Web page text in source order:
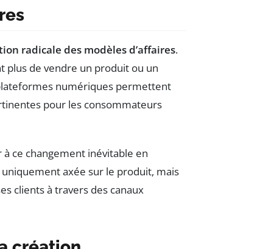
radicale des modèles d’affaires.
plus de vendre un produit ou un
numériques permettent
pour les consommateurs
ce changement inévitable en
axée sur le produit, mais
clients à travers des canaux